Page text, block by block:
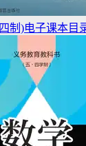
制)电子课本目